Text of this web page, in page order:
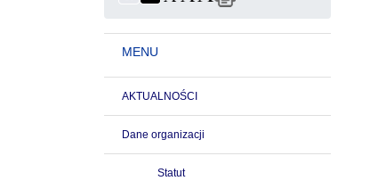
MENU
AKTUALNOŚCI
Dane organizacji
Statut